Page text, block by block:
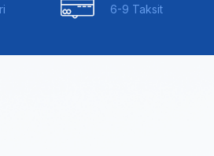
6-9 Taksit